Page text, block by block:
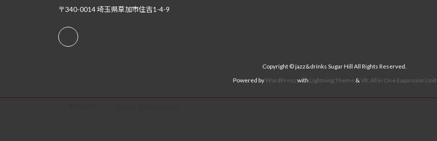
〒340-0014 埼玉県草加市住吉1-4-9
Copyright © jazz&drinks Sugar Hill All Rights Reserved.
Powered byWordPress with Lightning Theme & VK All in One Expansion Unit